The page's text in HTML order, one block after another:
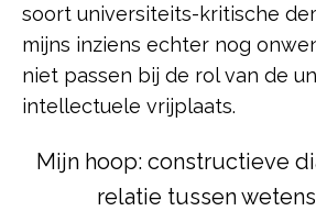
soort universiteits-kritische
mijns inziens echter nog
niet passen bij de rol van de
intellectuele vrijplaats.
Mijn hoop: constructieve
relatie tussen